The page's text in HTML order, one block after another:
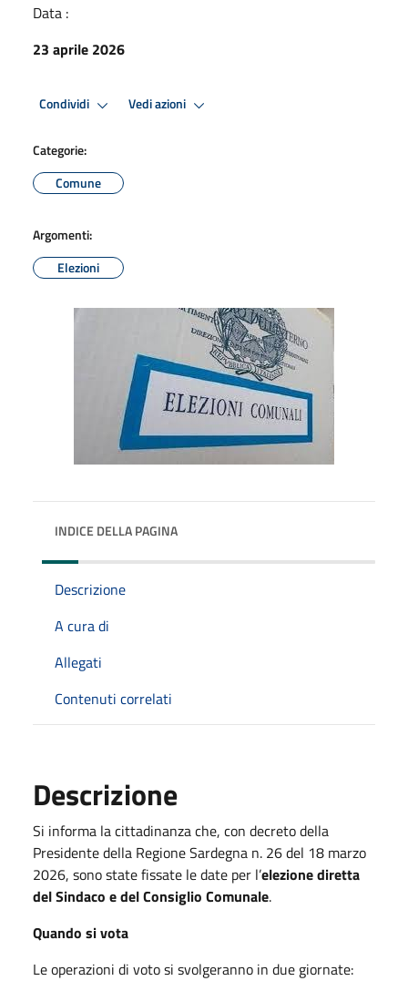
Data :
23 aprile 2026
Condividi Vedi azioni
Categorie:
Comune
Argomenti:
Elezioni
INDICE DELLA PAGINA
Descrizione
A cura di
Allegati
Contenuti correlati
Descrizione
Si informa la cittadinanza che, con decreto della
Presidente della Regione Sardegna n. 26 del 18 marzo
2026, sono state fissate le date per l’elezione diretta
del Sindaco e del Consiglio Comunale.
Quando si vota
Le operazioni di voto si svolgeranno in due giornate: